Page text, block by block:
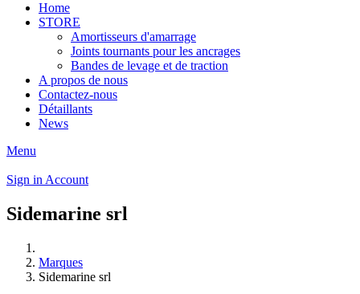
Home
STORE
Amortisseurs d'amarrage
Joints tournants pour les ancrages
Bandes de levage et de traction
A propos de nous
Contactez-nous
Détaillants
News
Menu
Sign in Account
Sidemarine srl
Marques
Sidemarine srl